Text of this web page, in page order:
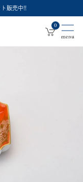
販売中!!
0